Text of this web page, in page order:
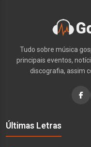
Tudo sobre música
principais eventos,
discografia, assim
Últimas Letras